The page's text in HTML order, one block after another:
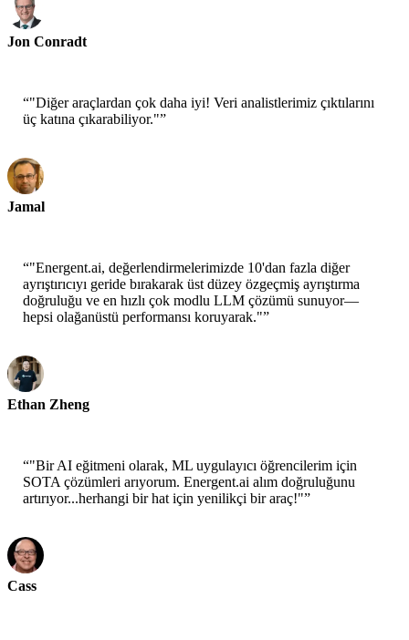
Jon Conradt
“"Diğer araçlardan çok daha iyi! Veri analistlerimiz çıktılarını
üç katına çıkarabiliyor."”
Jamal
“"Energent.ai, değerlendirmelerimizde 10'dan fazla diğer
ayrıştırıcıyı geride bırakarak üst düzey özgeçmiş ayrıştırma
doğruluğu ve en hızlı çok modlu LLM çözümü sunuyor—
hepsi olağanüstü performansı koruyarak."”
Ethan Zheng
“"Bir AI eğitmeni olarak, ML uygulayıcı öğrencilerim için
SOTA çözümleri arıyorum. Energent.ai alım doğruluğunu
artırıyor...herhangi bir hat için yenilikçi bir araç!"”
Cass